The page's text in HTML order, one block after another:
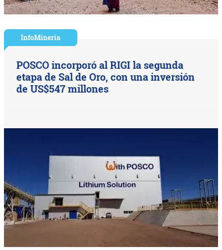
InfoMinería
POSCO incorporó al RIGI la segunda
etapa de Sal de Oro, con una inversión
de US$547 millones